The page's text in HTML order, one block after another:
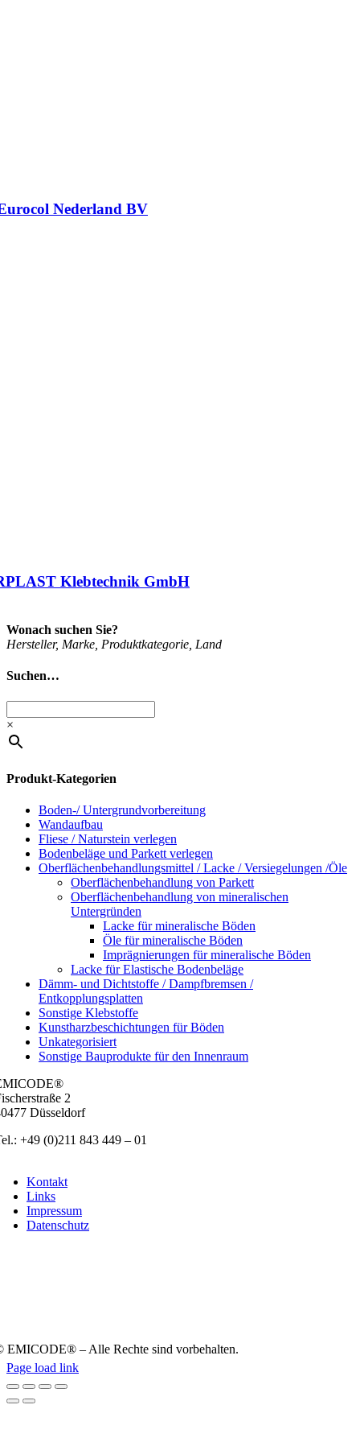
Nederland BV
Klebtechnik GmbH
Wonach suchen Sie?
Her­stel­ler, Mar­ke, Pro­dukt­ka­te­go­rie, Land
Suchen…
×
Produkt-Kategorien
Boden-/ Untergrundvorbereitung
Wandaufbau
Fliese / Naturstein verlegen
Bodenbeläge und Parkett verlegen
Oberflächenbehandlungsmittel / Lacke / Versiegelungen /Öle
Oberflächenbehandlung von Parkett
Oberflächenbehandlung von mineralischen
Untergründen
Lacke für mineralische Böden
Öle für mineralische Böden
Imprägnierungen für mineralische Böden
Lacke für Elastische Bodenbeläge
Dämm- und Dichtstoffe / Dampfbremsen /
Entkopplungsplatten
Sonstige Klebstoffe
Kunstharzbeschichtungen für Böden
Unkategorisiert
Sonstige Bauprodukte für den Innenraum
2
Düs­sel­dorf
+49 (0)211 843 449 – 01
Kon­takt
Links
Impres­sum
Daten­schutz
EMICODE® – Alle Rech­te sind vor­be­hal­ten.
Page load link